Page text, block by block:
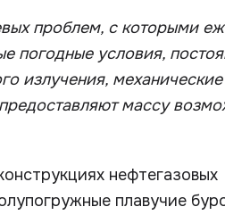
проблем, с которыми
погодные условия,
излучения, механические
массу
нефтегазовых
плавучие